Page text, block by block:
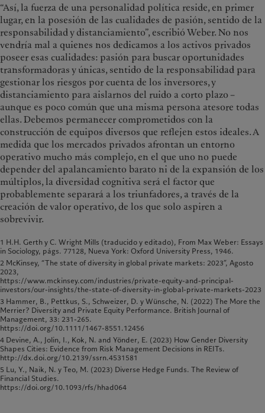
“Así, la fuerza de una personalidad política reside, en primer
lugar, en la posesión de las cualidades de pasión, sentido de la
responsabilidad y distanciamiento”, escribió Weber. No nos
vendría mal a quienes nos dedicamos a los activos privados
poseer esas cualidades: pasión para buscar oportunidades
transformadoras y únicas, sentido de la responsabilidad para
gestionar los riesgos por cuenta de los inversores, y
distanciamiento para aislarnos del ruido a corto plazo –
aunque es poco común que una misma persona atesore todas
ellas. Debemos permanecer comprometidos con la
construcción de equipos diversos que reflejen estos ideales. A
medida que los mercados privados afrontan un entorno
operativo mucho más complejo, en el que uno no puede
depender del apalancamiento barato ni de la expansión de los
múltiplos, la diversidad cognitiva será el factor que
probablemente separará a los triunfadores, a través de la
creación de valor operativo, de los que solo aspiren a
sobrevivir.
1 H.H. Gerth y C. Wright Mills (traducido y editado), From Max Weber: Essays
in Sociology, págs. 77­128, Nueva York: Oxford University Press, 1946.
2 McKinsey, “The state of diversity in global private markets: 2023”, Agosto
2023,
https://www.mckinsey.com/industries/private-equity-and-principal-
investors/our-insights/the-state-of-diversity-in-global-private-markets-2023
3 Hammer, B., Pettkus, S., Schweizer, D. y Wünsche, N. (2022) The More the
Merrier? Diversity and Private Equity Performance. British Journal of
Management, 33: 231-265.
https://doi.org/10.1111/1467-8551.12456
4 Devine, A., Jolin, I., Kok, N. and Yönder, E. (2023) How Gender Diversity
Shapes Cities: Evidence from Risk Management Decisions in REITs.
http://dx.doi.org/10.2139/ssrn.4531581
5 Lu, Y., Naik, N. y Teo, M. (2023) Diverse Hedge Funds. The Review of
Financial Studies.
https://doi.org/10.1093/rfs/hhad064